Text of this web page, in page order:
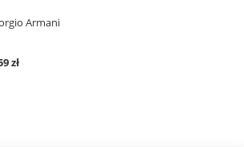
Armani
zł